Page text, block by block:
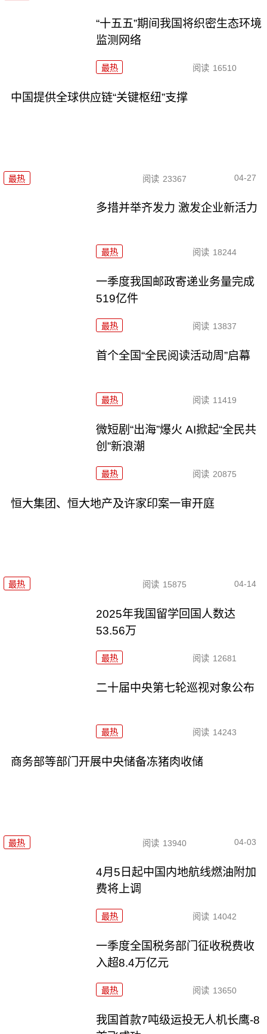
“十五五”期间我国将织密生态环境
监测网络
最热 阅读 16510
中国提供全球供应链“关键枢纽”支撑
最热 阅读 23367 04-27
多措并举齐发力 激发企业新活力
最热 阅读 18244
一季度我国邮政寄递业务量完成
519亿件
最热 阅读 13837
首个全国“全民阅读活动周”启幕
最热 阅读 11419
微短剧“出海”爆火 AI掀起“全民共
创”新浪潮
最热 阅读 20875
恒大集团、恒大地产及许家印案一审开庭
最热 阅读 15875 04-14
2025年我国留学回国人数达
53.56万
最热 阅读 12681
二十届中央第七轮巡视对象公布
最热 阅读 14243
商务部等部门开展中央储备冻猪肉收储
最热 阅读 13940 04-03
4月5日起中国内地航线燃油附加
费将上调
最热 阅读 14042
一季度全国税务部门征收税费收
入超8.4万亿元
最热 阅读 13650
我国首款7吨级运投无人机长鹰-8